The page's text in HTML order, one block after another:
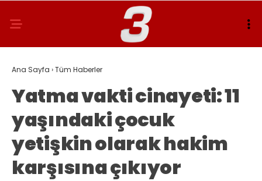
Ana Sayfa ›Tüm Haberler
Yatma vakti cinayeti: 11
yaşındaki çocuk
yetişkin olarak hakim
karşısına çıkıyor